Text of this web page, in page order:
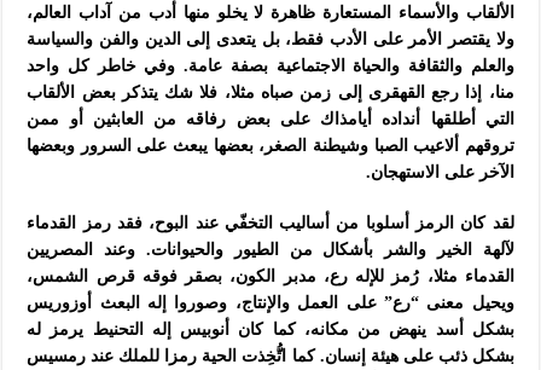
الألقاب والأسماء المستعارة ظاهرة لا يخلو منها أدب من آداب العالم،
ولا يقتصر الأمر على الأدب فقط، بل يتعدى إلى الدين والفن والسياسة
والعلم والثقافة والحياة الاجتماعية بصفة عامة. وفي خاطر كل واحد
منا، إذا رجع القهقرى إلى زمن صباه مثلا، فلا شك يتذكر بعض الألقاب
التي أطلقها أنداده أيامذاك على بعض رفاقه من العابثين أو ممن
تروقهم ألاعيب الصبا وشيطنة الصغر، بعضها يبعث على السرور وبعضها
الآخر على الاستهجان.
لقد كان الرمز أسلوبا من أساليب التخفّي عند البوح، فقد رمز القدماء
لآلهة الخير والشر بأشكال من الطيور والحيوانات. وعند المصريين
القدماء مثلا، رُمز للإله رع، مدبر الكون، بصقر فوقه قرص الشمس،
ويحيل معنى “رع” على العمل والإنتاج، وصوروا إله البعث أوزوريس
بشكل أسد ينهض من مكانه، كما كان أنوبيس إله التحنيط يرمز له
بشكل ذئب على هيئة إنسان. كما اتُّخِذت الحية رمزا للملك عند رمسيس